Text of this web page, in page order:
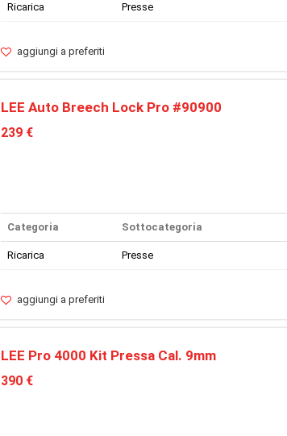
Ricarica Presse
aggiungi a preferiti
LEE Auto Breech Lock Pro #90900
239 €
Categoria Sottocategoria
Ricarica Presse
aggiungi a preferiti
LEE Pro 4000 Kit Pressa Cal. 9mm
390 €